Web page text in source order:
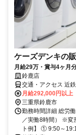
ケーズデンキの
月給29万・賞与4ヶ月
鈴鹿店
交通・アクセス 近
通バス「算所」バ
（C-BUS）「算所
月給292,000円以上
三重県鈴鹿市
勤務時間詳細 総労
／実働8時間） ※変
ト例】 ① 9:50～